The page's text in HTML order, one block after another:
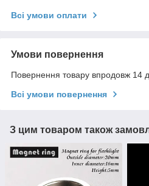
Всі умови оплати
Умови повернення
Повернення товару впродовж 14
Всі умови повернення
З цим товаром також